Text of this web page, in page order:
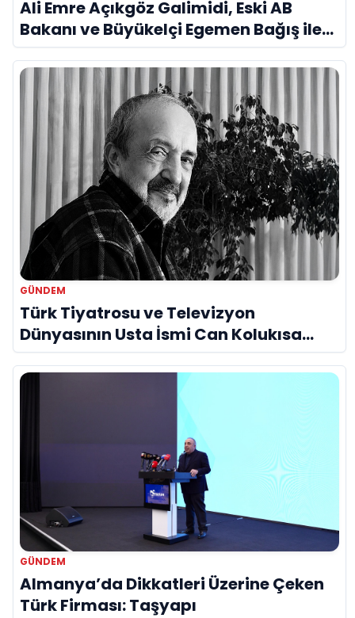
Ali Emre Açıkgöz Galimidi, Eski AB
Bakanı ve Büyükelçi Egemen Bağış ile
Bir Araya Geldi
GÜNDEM
Türk Tiyatrosu ve Televizyon
Dünyasının Usta İsmi Can Kolukısa
Hayatını Kaybetti
GÜNDEM
Almanya’da Dikkatleri Üzerine Çeken
Türk Firması: Taşyapı